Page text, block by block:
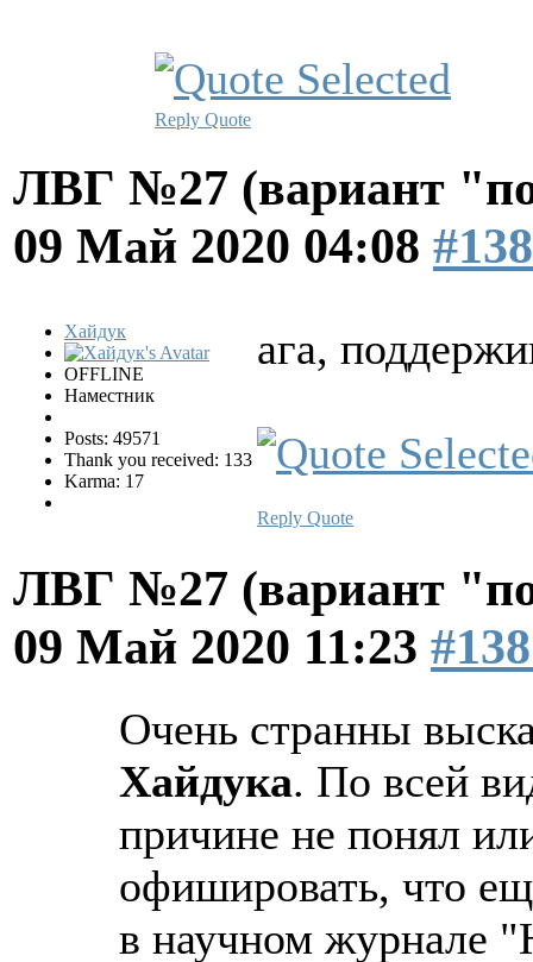
Reply Quote
ЛВГ №27 (вариант
09 Май 2020 04:08
Хайдук
OFFLINE
Наместник
Posts: 49571
Thank you received: 133
Karma: 17
ага,
Reply Quote
ЛВГ №27 (вариант
09 Май 2020 11:23
Очень странны
Хайдука. По всей
причине не понял
офишировать, что
в научном журнале